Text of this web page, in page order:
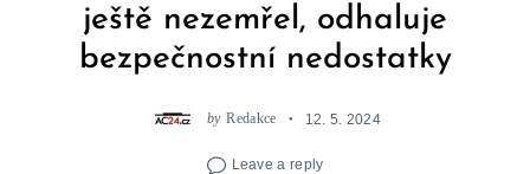
ještě nezemřel, odhaluje
bezpečnostní nedostatky
by Redakce 12. 5. 2024
Leave a reply